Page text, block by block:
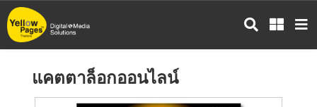
ข้าม
ไป
แคตตาล็อกออนไลน์